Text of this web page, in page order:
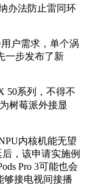
办法防止雷同环
户需求，单个涡
一步发布了新
50系列，不得不
树莓派外接显
内核机能无望
，该申请实施例
Pro 3可能也会
够接电视间接播